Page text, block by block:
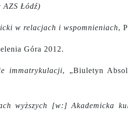
Łódź)
w relacjach i wspomnieniach,
Góra 2012.
immatrykulacji, „Biuletyn
wyższych [w:] Akademicka